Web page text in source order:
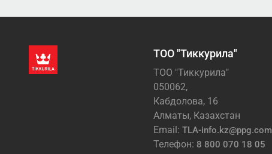
ТОО "Тиккурила"
ТОО "Тиккурила"
050062,
Кабдолова, 16
Алматы, Казахстан
Email: TLA-info.kz@ppg.com
Телефон: 8 800 070 18 05